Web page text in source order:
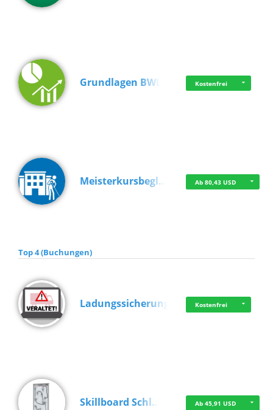
Grundlagen BWL Kostenfrei
Meisterkursbegl… Ab 80,43 USD
Top 4 (Buchungen)
Ladungssicherung Kostenfrei
Skillboard Schl… Ab 45,91 USD